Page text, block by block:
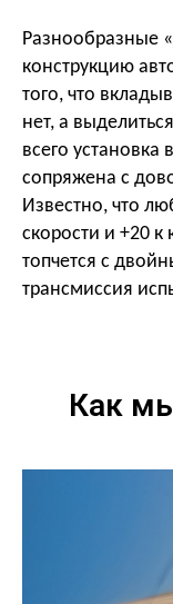
Разнообразные
конструкцию
того, что
нет, а
всего установка
сопряжена с
Известно, что
скорости и +20 к
топчется с
трансмиссия
Как